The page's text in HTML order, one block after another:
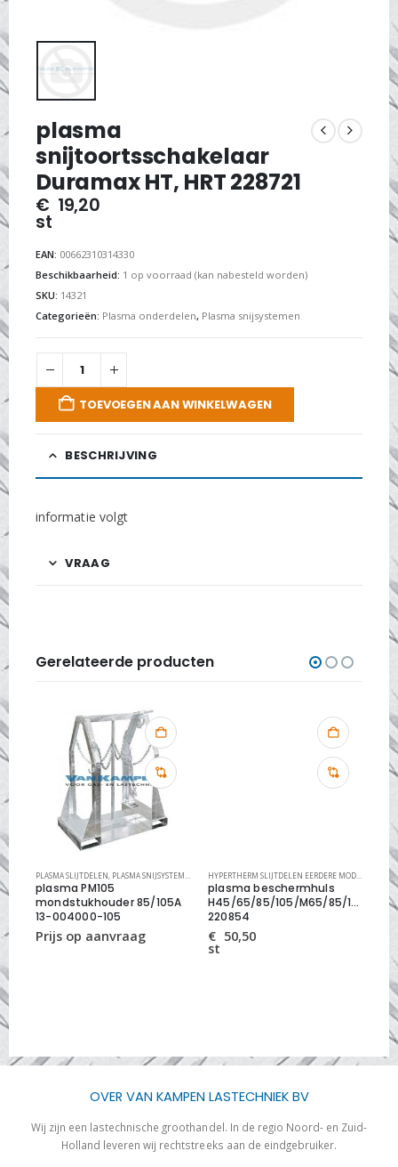
plasma
snijtoortsschakelaar
Duramax HT, HRT 228721
€ 19,20
st
EAN: 00662310314330
Beschikbaarheid: 1 op voorraad (kan nabesteld worden)
SKU: 14321
Categorieën: Plasma onderdelen, Plasma snijsystemen
TOEVOEGEN AAN WINKELWAGEN
BESCHRIJVING
informatie volgt
VRAAG
Gerelateerde producten
PLASMA SLIJTDELEN,PLASMA SNIJSYSTEMEN
PLASMA SLIJTDELEN PLASMA SNIJSYSTEMEN PM SLIJTDELEN
plasma PM105
mondstukhouder 85/105A
13-004000-105
plasma beschermhuls
H45/65/85/105/M65/85/105
220854
€ 50,50
st
OVER VAN KAMPEN LASTECHNIEK BV
Wij zijn een lastechnische groothandel. In de regio Noord- en Zuid-
Holland leveren wij rechtstreeks aan de eindgebruiker.